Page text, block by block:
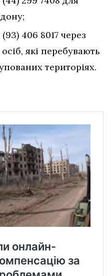
406 8017 через
які перебувають
територіях.